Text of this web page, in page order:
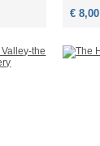
€ 8,00